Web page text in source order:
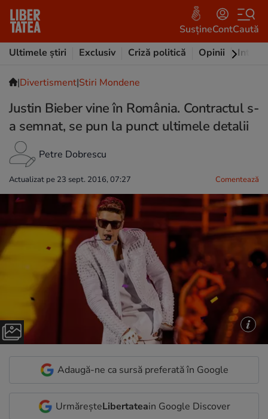
SusțineContCaută
Ultimele știri
Exclusiv Criză politică Opinii
|Divertisment|Stiri Mondene
Justin Bieber vine în România. Contractul s-
a semnat, se pun la punct ultimele detalii
Petre Dobrescu
Actualizat pe 23 sept. 2016, 07:27 Comentează
Adaugă-ne ca sursă preferată în Google
UrmăreșteLibertateain Google Discover